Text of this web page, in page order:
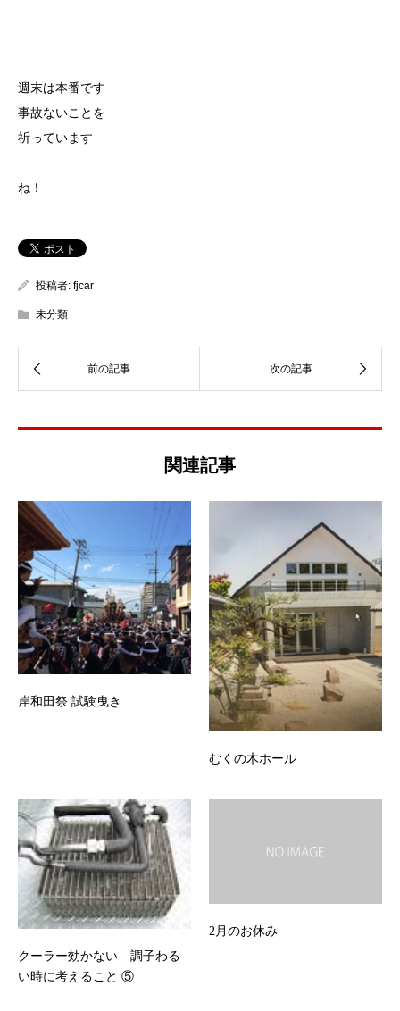
週末は本番です
事故ないことを
祈っています
ね！
投稿者: fjcar
未分類
関連記事
岸和田祭 試験曳き
むくの木ホール
クーラー効かない 調子わる
い時に考えること ⑤
2月のお休み